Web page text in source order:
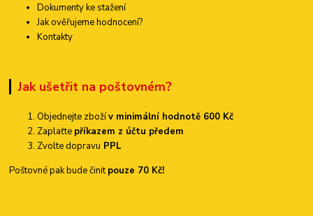
Dokumenty ke stažení
Jak ověřujeme hodnocení?
Kontakty
Jak ušetřit na poštovném?
Objednejte zbožív minimální hodnotě 600 Kč
Zaplaťte příkazem z účtu předem
Zvolte dopravu PPL
Poštovné pak bude činitpouze 70 Kč!